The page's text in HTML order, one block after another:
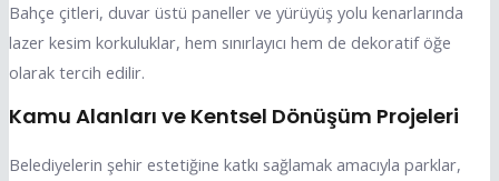
Bahçe çitleri, duvar üstü paneller ve yürüyüş yolu kenarlarında
lazer kesim korkuluklar, hem sınırlayıcı hem de dekoratif öğe
olarak tercih edilir.
Kamu Alanları ve Kentsel Dönüşüm Projeleri
Belediyelerin şehir estetiğine katkı sağlamak amacıyla parklar,